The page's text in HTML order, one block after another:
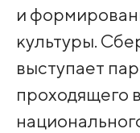
и
культуры.
выступает
проходящего